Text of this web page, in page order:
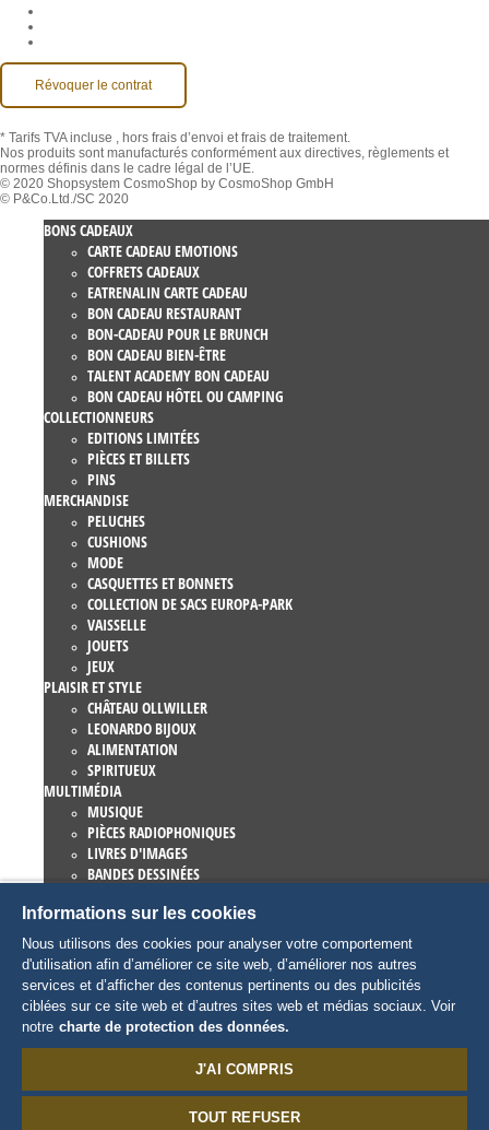
Révoquer le contrat
* Tarifs TVA incluse , hors frais d’envoi et frais de traitement.
Nos produits sont manufacturés conformément aux directives, règlements et
normes définis dans le cadre légal de l’UE.
© 2020 Shopsystem CosmoShop by CosmoShop GmbH
© P&Co.Ltd./SC 2020
BONS CADEAUX
CARTE CADEAU EMOTIONS
COFFRETS CADEAUX
EATRENALIN CARTE CADEAU
BON CADEAU RESTAURANT
BON-CADEAU POUR LE BRUNCH
BON CADEAU BIEN-ÊTRE
TALENT ACADEMY BON CADEAU
BON CADEAU HÔTEL OU CAMPING
COLLECTIONNEURS
EDITIONS LIMITÉES
PIÈCES ET BILLETS
PINS
MERCHANDISE
PELUCHES
CUSHIONS
MODE
CASQUETTES ET BONNETS
COLLECTION DE SACS EUROPA-PARK
VAISSELLE
JOUETS
JEUX
PLAISIR ET STYLE
CHÂTEAU OLLWILLER
LEONARDO BIJOUX
ALIMENTATION
SPIRITUEUX
MULTIMÉDIA
MUSIQUE
PIÈCES RADIOPHONIQUES
LIVRES D'IMAGES
BANDES DESSINÉES
EUROPA-PARK LIVRES
JEUX ET FILMS
COLLECTIONS
EUROPA-PARK ATTRACTIONS
TRAUMATICA – FESTIVAL OF FEAR
ARTICLES COLLECTORS
EATRENALIN
CHARACTERS
Informations sur les cookies
Nous utilisons des cookies pour analyser votre comportement
d'utilisation afin d’améliorer ce site web, d’améliorer nos autres
services et d’afficher des contenus pertinents ou des publicités
ciblées sur ce site web et d’autres sites web et médias sociaux. Voir
notre charte de protection des données.
J'AI COMPRIS
TOUT REFUSER